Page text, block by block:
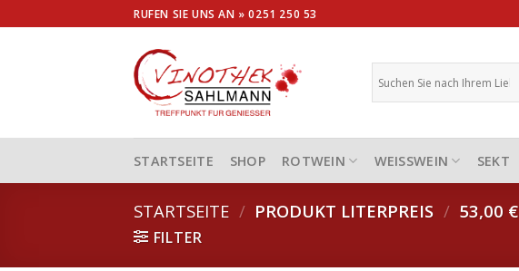
to
RUFEN SIE UNS AN »0251 250 53
STARTSEITE SHOP ROTWEIN WEISSWEIN SEKT
STARTSEITE / PRODUKT LITERPREIS / 53,00 €
FILTER